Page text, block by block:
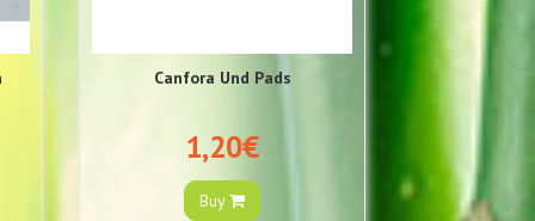
Canfora Und Pads
1,20€
Buy